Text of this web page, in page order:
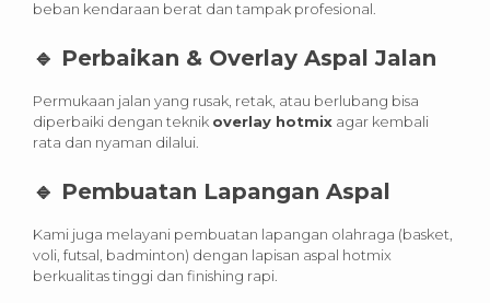
beban kendaraan berat dan tampak profesional.
🔹 Perbaikan & Overlay Aspal Jalan
Permukaan jalan yang rusak, retak, atau berlubang bisa
diperbaiki dengan teknik overlay hotmix agar kembali
rata dan nyaman dilalui.
🔹 Pembuatan Lapangan Aspal
Kami juga melayani pembuatan lapangan olahraga (basket,
voli, futsal, badminton) dengan lapisan aspal hotmix
berkualitas tinggi dan finishing rapi.